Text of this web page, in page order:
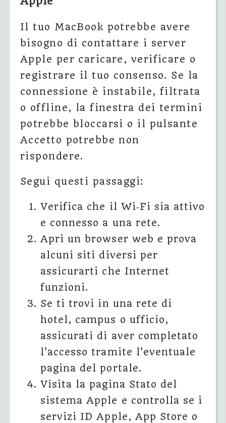
Il tuo MacBook potrebbe avere
bisogno di contattare i server
Apple per caricare, verificare o
registrare il tuo consenso. Se la
connessione è instabile, filtrata
o offline, la finestra dei termini
potrebbe bloccarsi o il pulsante
Accetto potrebbe non
rispondere.
Segui questi passaggi:
Verifica che il Wi‑Fi sia attivo
e connesso a una rete.
Apri un browser web e prova
alcuni siti diversi per
assicurarti che Internet
funzioni.
Se ti trovi in una rete di
hotel, campus o ufficio,
assicurati di aver completato
l’accesso tramite l’eventuale
pagina del portale.
Visita la pagina Stato del
sistema Apple e controlla se i
servizi ID Apple, App Store o